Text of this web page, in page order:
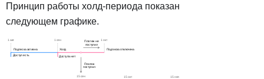
Принцип работы холд-периода показан
следующем графике.